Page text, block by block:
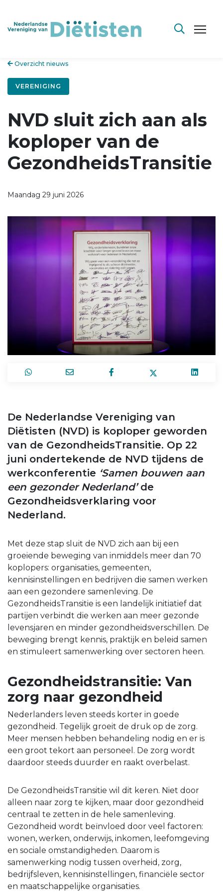
Overzicht nieuws
VERENIGING
NVD sluit zich aan als
koploper van de
GezondheidsTransitie
Maandag 29 juni 2026
De Nederlandse Vereniging van
Diëtisten (NVD) is koploper geworden
van de GezondheidsTransitie. Op 22
juni ondertekende de NVD tijdens de
werkconferentie ‘Samen bouwen aan
een gezonder Nederland’de
Gezondheidsverklaring voor
Nederland.
Met deze stap sluit de NVD zich aan bij een
groeiende beweging van inmiddels meer dan 70
koplopers: organisaties, gemeenten,
kennisinstellingen en bedrijven die samen werken
aan een gezondere samenleving. De
GezondheidsTransitie is een landelijk initiatief dat
partijen verbindt die werken aan meer gezonde
levensjaren en minder gezondheidsverschillen. De
beweging brengt kennis, praktijk en beleid samen
en stimuleert samenwerking over sectoren heen.
Gezondheidstransitie: Van
zorg naar gezondheid
Nederlanders leven steeds korter in goede
gezondheid. Tegelijk groeit de druk op de zorg.
Meer mensen hebben behandeling nodig en er is
een groot tekort aan personeel. De zorg wordt
daardoor steeds duurder en raakt overbelast.
De GezondheidsTransitie wil dit keren. Niet door
alleen naar zorg te kijken, maar door gezondheid
centraal te zetten in de hele samenleving.
Gezondheid wordt beïnvloed door veel factoren:
wonen, werken, onderwijs, inkomen, leefomgeving
en sociale omstandigheden. Daarom is
samenwerking nodig tussen overheid, zorg,
bedrijfsleven, kennisinstellingen, financiële sector
en maatschappelijke organisaties.